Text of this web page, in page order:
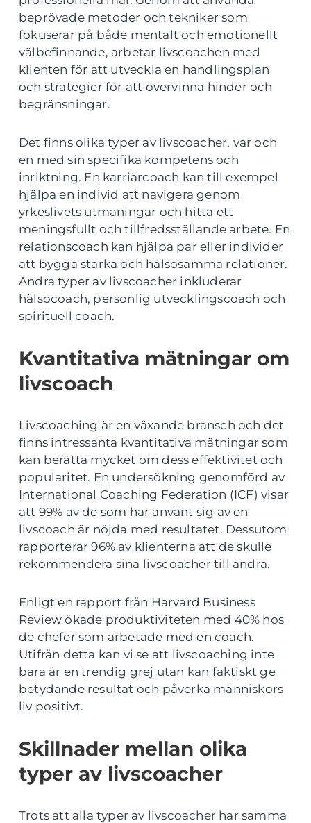
beprövade metoder och tekniker som
fokuserar på både mentalt och emotionellt
välbefinnande, arbetar livscoachen med
klienten för att utveckla en handlingsplan
och strategier för att övervinna hinder och
begränsningar.
Det finns olika typer av livscoacher, var och
en med sin specifika kompetens och
inriktning. En karriärcoach kan till exempel
hjälpa en individ att navigera genom
yrkeslivets utmaningar och hitta ett
meningsfullt och tillfredsställande arbete. En
relationscoach kan hjälpa par eller individer
att bygga starka och hälsosamma relationer.
Andra typer av livscoacher inkluderar
hälsocoach, personlig utvecklingscoach och
spirituell coach.
Kvantitativa mätningar om
livscoach
Livscoaching är en växande bransch och det
finns intressanta kvantitativa mätningar som
kan berätta mycket om dess effektivitet och
popularitet. En undersökning genomförd av
International Coaching Federation (ICF) visar
att 99% av de som har använt sig av en
livscoach är nöjda med resultatet. Dessutom
rapporterar 96% av klienterna att de skulle
rekommendera sina livscoacher till andra.
Enligt en rapport från Harvard Business
Review ökade produktiviteten med 40% hos
de chefer som arbetade med en coach.
Utifrån detta kan vi se att livscoaching inte
bara är en trendig grej utan kan faktiskt ge
betydande resultat och påverka människors
liv positivt.
Skillnader mellan olika
typer av livscoacher
Trots att alla typer av livscoacher har samma